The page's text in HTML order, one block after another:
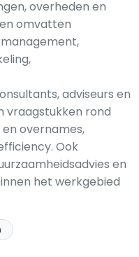
overheden en
omvatten
adviseurs en
vraagstukken rond
overnames,
Ook
en
het werkgebied